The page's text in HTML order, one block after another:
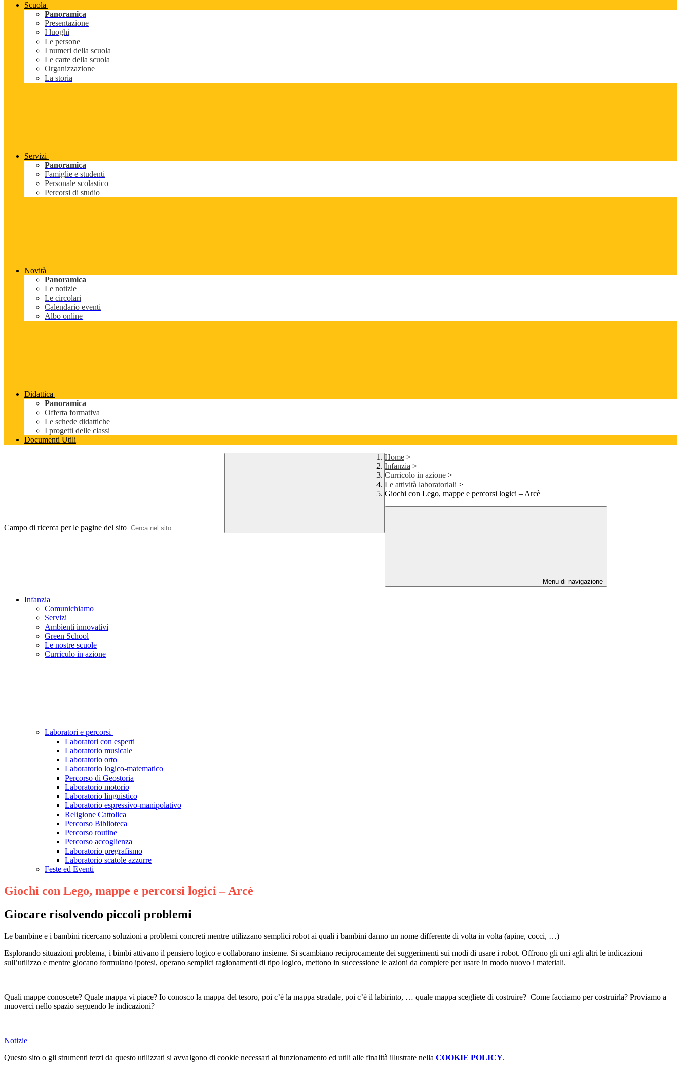
Scuola
Panoramica
Presentazione
I luoghi
Le persone
I numeri della scuola
Le carte della scuola
Organizzazione
La storia
Servizi
Panoramica
Famiglie e studenti
Personale scolastico
Percorsi di studio
Novità
Panoramica
Le notizie
Le circolari
Calendario eventi
Albo online
Didattica
Panoramica
Offerta formativa
Le schede didattiche
I progetti delle classi
Documenti Utili
Campo di ricerca per le pagine del sito
Home >
Infanzia >
Curricolo in azione >
Le attività laboratoriali >
Giochi con Lego, mappe e percorsi logici – Arcè
Menu di navigazione
Infanzia
Comunichiamo
Servizi
Ambienti innovativi
Green School
Le nostre scuole
Curriculo in azione
Laboratori e percorsi
Laboratori con esperti
Laboratorio musicale
Laboratorio orto
Laboratorio logico-matematico
Percorso di Geostoria
Laboratorio motorio
Laboratorio linguistico
Laboratorio espressivo-manipolativo
Religione Cattolica
Percorso Biblioteca
Percorso routine
Percorso accoglienza
Laboratorio pregrafismo
Laboratorio scatole azzurre
Feste ed Eventi
Giochi con Lego, mappe e percorsi logici – Arcè
Giocare risolvendo piccoli problemi
Le bambine e i bambini ricercano soluzioni a problemi concreti mentre utilizzano semplici robot ai quali i bambini danno un nome differente di volta in volta (apine, cocci, …)
Esplorando situazioni problema, i bimbi attivano il pensiero logico e collaborano insieme. Si scambiano reciprocamente dei suggerimenti sui modi di usare i robot. Offrono gli uni agli altri le indicazioni
sull’utilizzo e mentre giocano formulano ipotesi, operano semplici ragionamenti di tipo logico, mettono in successione le azioni da compiere per usare in modo nuovo i materiali.
Quali mappe conoscete? Quale mappa vi piace? Io conosco la mappa del tesoro, poi c’è la mappa stradale, poi c’è il labirinto, … quale mappa scegliete di costruire? Come facciamo per costruirla? Proviamo a
muoverci nello spazio seguendo le indicazioni?
Notizie
Questo sito o gli strumenti terzi da questo utilizzati si avvalgono di cookie necessari al funzionamento ed utili alle finalità illustrate nella COOKIE POLICY.